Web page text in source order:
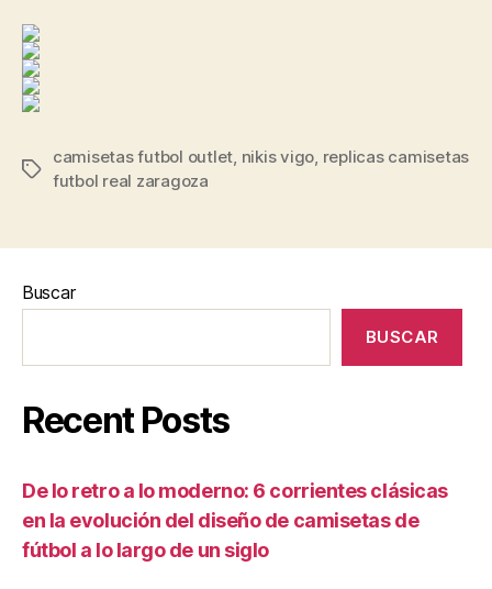
Etiquetas
camisetas futbol outlet, nikis vigo, replicas camisetas
futbol real zaragoza
Buscar
BUSCAR
Recent Posts
De lo retro a lo moderno: 6 corrientes clásicas
en la evolución del diseño de camisetas de
fútbol a lo largo de un siglo